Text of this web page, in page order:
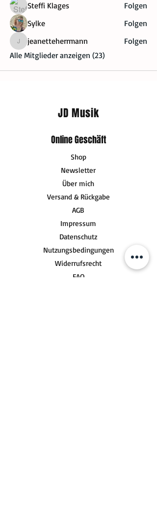
Steffi Klages
Folgen
Sylke
Folgen
jeanetteherrmann
jeanetteherrmann
Folgen
Alle Mitglieder anzeigen (23)
JD Musik
Online Geschäft
Shop
Newsletter
Über mich
Versand & Rückgabe
AGB
Impressum
Datenschutz
Nutzungsbedingungen
Widerrufsrecht
FAQ